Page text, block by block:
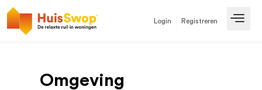
Login Registreren
Omgeving